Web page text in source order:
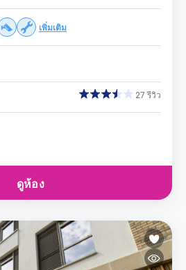
เพิ่มเติม
27 รีวิว
ดูห้อง